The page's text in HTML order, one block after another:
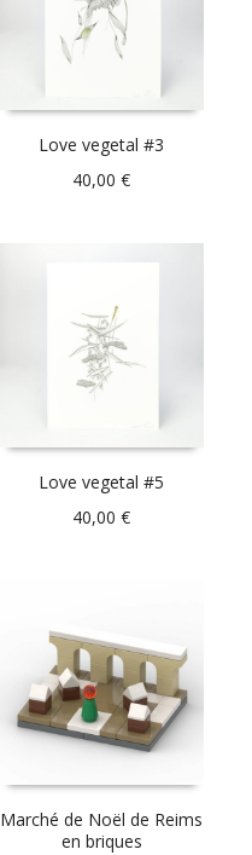
Love vegetal #3
40,00€
Love vegetal #5
40,00€
Marché de Noël de Reims
en briques